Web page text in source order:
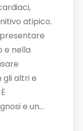
atipico.
e nella
altri e
e un…